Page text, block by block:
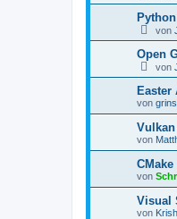
von
Open
von
Easter
von
von
von
Visual
von